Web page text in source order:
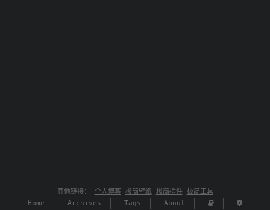
其他链接： 个人博客 极简壁纸 极简插件 极简工具
Home
Archives Tags About